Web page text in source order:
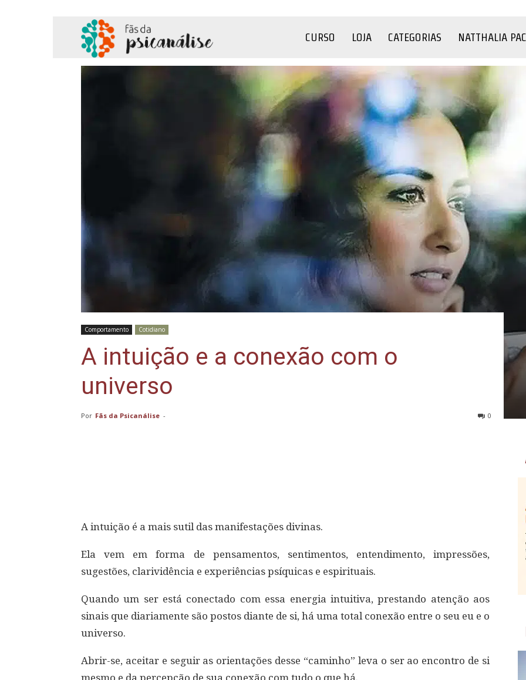
da
Psicanálise
CURSO LOJA CATEGORIAS NATTHALIA
Comportamento Cotidiano
A intuição e a conexão com o
universo
Por Fãs da Psicanálise - 0
A intuição é a mais sutil das manifestações divinas.
Ela vem em forma de pensamentos, sentimentos, entendimento, impressões,
sugestões, clarividência e experiências psíquicas e espirituais.
Quando um ser está conectado com essa energia intuitiva, prestando atenção aos
sinais que diariamente são postos diante de si, há uma total conexão entre o seu eu e o
universo.
Abrir-se, aceitar e seguir as orientações desse “caminho” leva o ser ao encontro de si
mesmo e da percepção de sua conexão com tudo o que há.